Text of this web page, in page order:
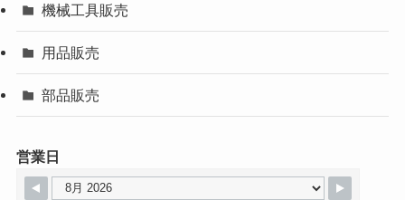
機械工具販売
用品販売
部品販売
営業日